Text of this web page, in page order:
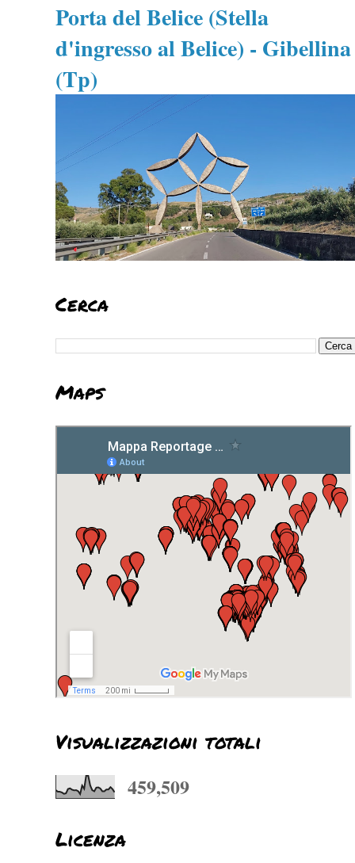
Porta del Belice (Stella
d'ingresso al Belice) - Gibellina
(Tp)
Cerca
Maps
Visualizzazioni totali
459,509
Licenza